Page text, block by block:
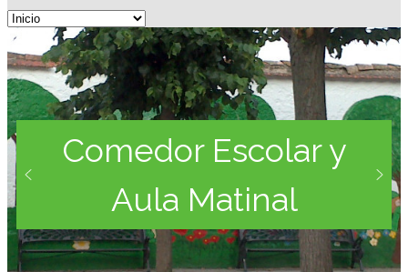
Comedor Escolar y
Aula Matinal